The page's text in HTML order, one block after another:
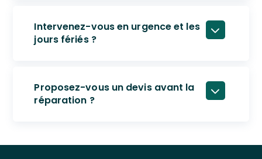
Intervenez-vous en urgence et les
jours fériés ?
Proposez-vous un devis avant la
réparation ?